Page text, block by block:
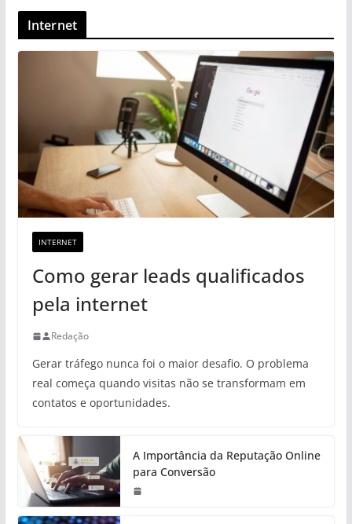
Internet
INTERNET
Como gerar leads qualificados
pela internet
Redação
Gerar tráfego nunca foi o maior desafio. O problema
real começa quando visitas não se transformam em
contatos e oportunidades.
A Importância da Reputação Online
para Conversão